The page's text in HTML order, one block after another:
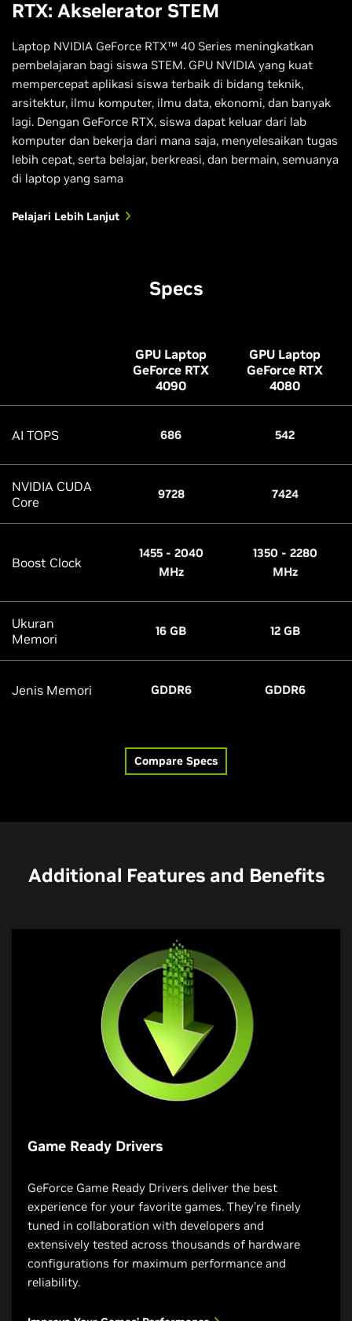
optimizations and AI effects in your
your audience your best—every time.
Improve Your Live Stream Quality
RTX: Akselerator STEM
Laptop NVIDIA GeForce RTX™ 40 Series meningkatkan
pembelajaran bagi siswa STEM. GPU NVIDIA yang kuat
mempercepat aplikasi siswa terbaik di bidang teknik,
arsitektur, ilmu komputer, ilmu data, ekonomi, dan banyak
lagi. Dengan GeForce RTX, siswa dapat keluar dari lab
komputer dan bekerja dari mana saja, menyelesaikan tugas
lebih cepat, serta belajar, berkreasi, dan bermain, semuanya
di laptop yang sama
Pelajari Lebih Lanjut
Specs
GPU Laptop
GeForce RTX
4090
GPU Laptop
GeForce RTX
4080
AI TOPS 686 542
NVIDIA CUDA
Core
9728 7424
Boost Clock
1455 - 2040
MHz
1350 - 2280
MHz
Ukuran
Memori
16 GB 12 GB
Jenis Memori GDDR6 GDDR6
Compare Specs
Additional Features and Benefits
Game Ready Drivers
GeForce Game Ready Drivers deliver the best
experience for your favorite games. They’re finely
tuned in collaboration with developers and
extensively tested across thousands of hardware
configurations for maximum performance and
reliability.